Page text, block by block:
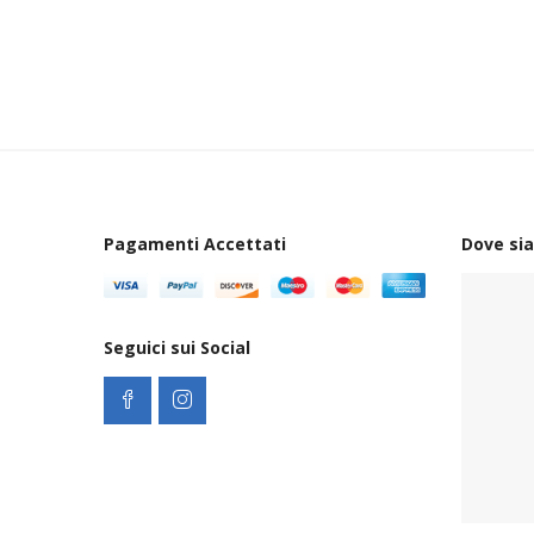
Pagamenti Accettati
Seguici sui Social
Dove